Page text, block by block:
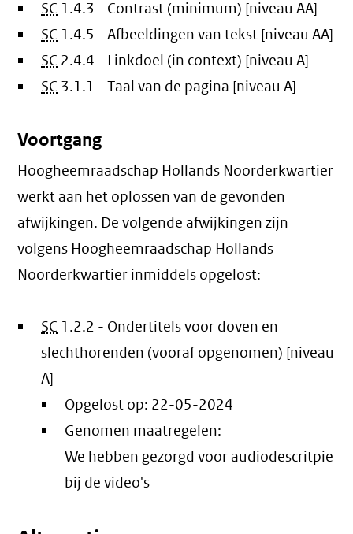
SC 1.4.3 - Contrast (minimum) [niveau AA]
SC 1.4.5 - Afbeeldingen van tekst [niveau AA]
SC 2.4.4 - Linkdoel (in context) [niveau A]
SC 3.1.1 - Taal van de pagina [niveau A]
Voortgang
Hoogheemraadschap Hollands Noorderkwartier
werkt aan het oplossen van de gevonden
afwijkingen. De volgende afwijkingen zijn
volgens Hoogheemraadschap Hollands
Noorderkwartier inmiddels opgelost:
SC 1.2.2 - Ondertitels voor doven en
slechthorenden (vooraf opgenomen) [niveau
A]
Opgelost op: 22-05-2024
Genomen maatregelen:
We hebben gezorgd voor audiodescritpie
bij de video's